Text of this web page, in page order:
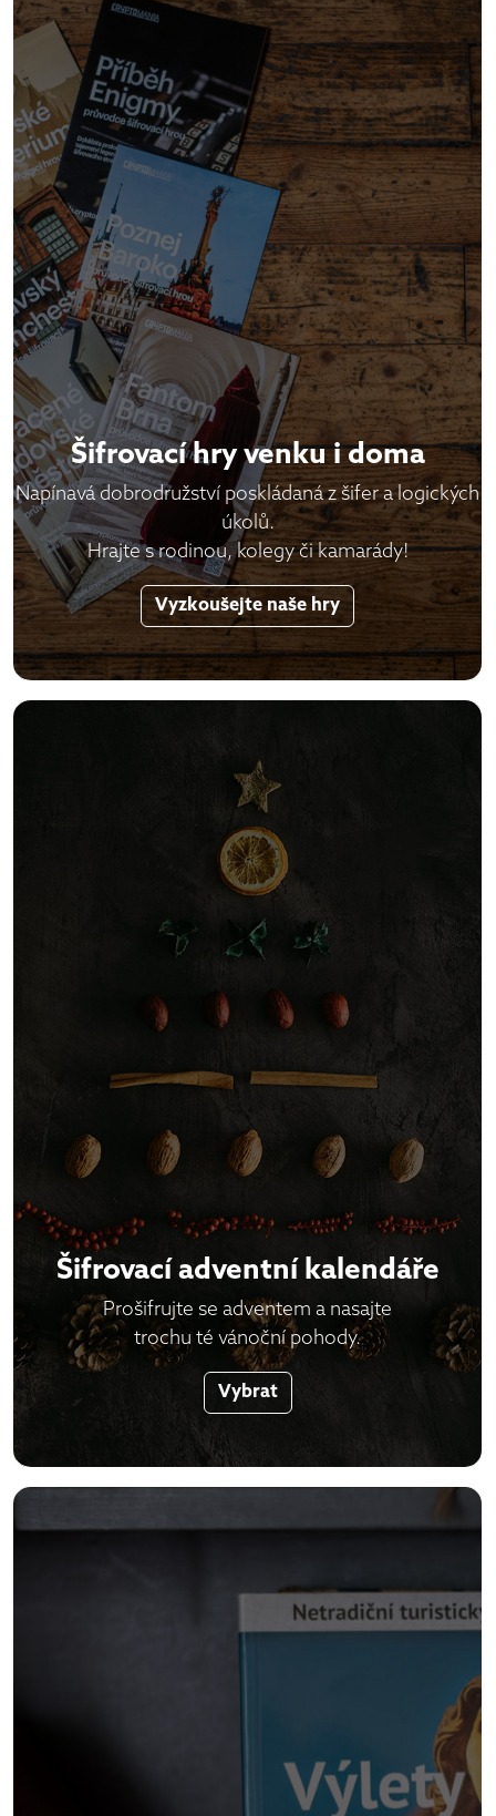
Šifrovací hry venku i doma
Napínavá dobrodružství poskládaná z šifer a logických
úkolů.
Hrajte s rodinou, kolegy či kamarády!
Vyzkoušejte naše hry
Šifrovací adventní kalendáře
Prošifrujte se adventem a nasajte
trochu té vánoční pohody.
Vybrat